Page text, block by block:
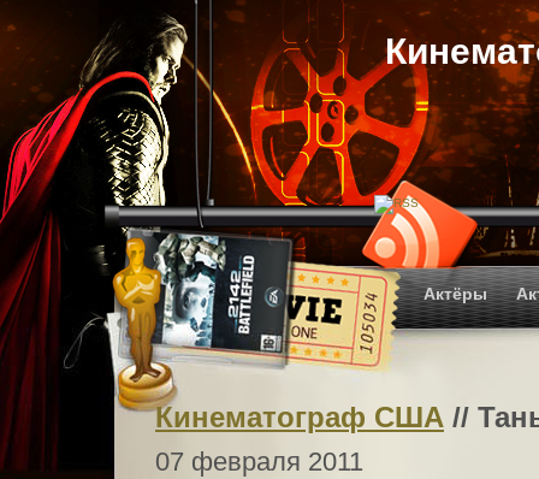
Актёры
Кинематограф США //
07 февраля 2011